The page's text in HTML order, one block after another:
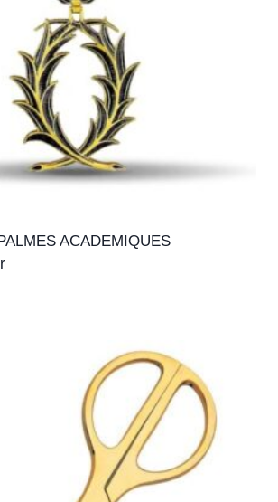
ACADEMIQUES